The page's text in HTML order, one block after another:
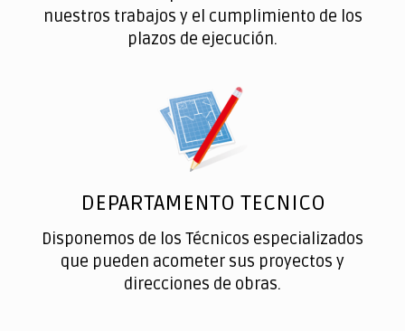
nuestros trabajos y el cumplimiento de los
plazos de ejecución.
DEPARTAMENTO TECNICO
Disponemos de los Técnicos especializados
que pueden acometer sus proyectos y
direcciones de obras.